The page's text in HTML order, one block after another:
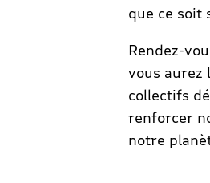
que ce soit
Rendez-
vous aurez
collectifs
renforcer
notre